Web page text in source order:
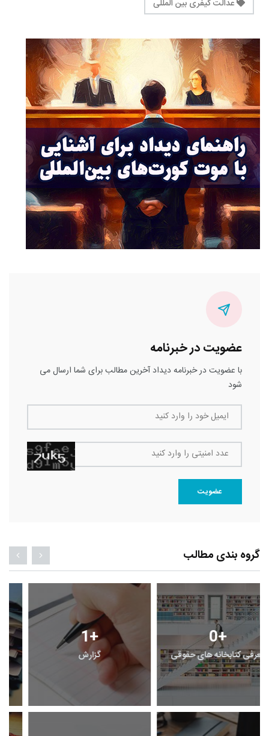
عدالت کیفری بین المللی
عضویت در خبرنامه
با عضویت در خبرنامه دیداد آخرین مطالب برای شما ارسال می
شود
ایمیل خود را وارد کنید
عدد امنیتی را وارد کنید
عضویت
گروه بندی مطالب
1+
گزارش
0+
معرفی کتابخانه های حقوقی